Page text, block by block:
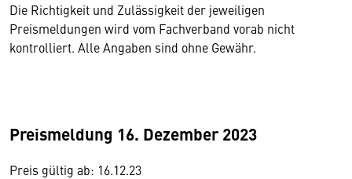
Die Richtigkeit und Zulässigkeit der jeweiligen
Preismeldungen wird vom Fachverband vorab nicht
kontrolliert. Alle Angaben sind ohne Gewähr.
Preismeldung 16. Dezember 2023
Preis gültig ab: 16.12.23